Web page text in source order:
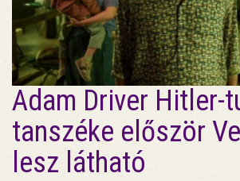
Adam Driver Hitler-
tanszéke először
lesz látható